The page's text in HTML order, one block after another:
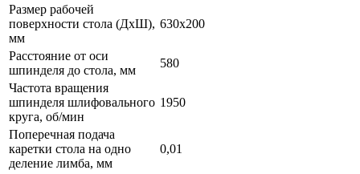
Размер рабочей
поверхности стола (ДхШ),
мм
630х200
Расстояние от оси
шпинделя до стола, мм
580
Частота вращения
шпинделя шлифовального
круга, об/мин
1950
Поперечная подача
каретки стола на одно
деление лимба, мм
0,01